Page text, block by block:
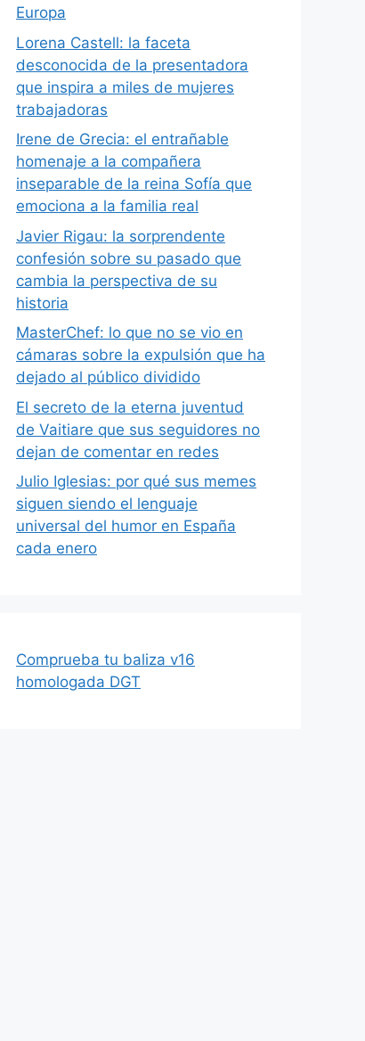
Europa
Lorena Castell: la faceta
desconocida de la presentadora
que inspira a miles de mujeres
trabajadoras
Irene de Grecia: el entrañable
homenaje a la compañera
inseparable de la reina Sofía que
emociona a la familia real
Javier Rigau: la sorprendente
confesión sobre su pasado que
cambia la perspectiva de su
historia
MasterChef: lo que no se vio en
cámaras sobre la expulsión que ha
dejado al público dividido
El secreto de la eterna juventud
de Vaitiare que sus seguidores no
dejan de comentar en redes
Julio Iglesias: por qué sus memes
siguen siendo el lenguaje
universal del humor en España
cada enero
Comprueba tu baliza v16
homologada DGT